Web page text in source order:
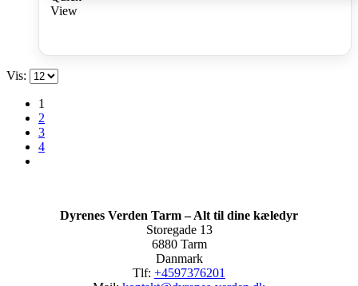
View
Vis:
1
2
3
4
Dyrenes Verden Tarm – Alt til dine kæledyr
Storegade 13
6880 Tarm
Danmark
Tlf: +4597376201